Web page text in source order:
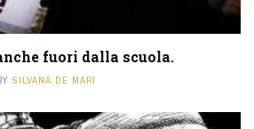
fuori dalla scuola.
SILVANA DE MARI